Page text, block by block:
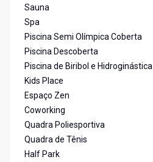
Sauna
Spa
Piscina Semi Olímpica Coberta
Piscina Descoberta
Piscina de Biribol e Hidroginástica
Kids Place
Espaço Zen
Coworking
Quadra Poliesportiva
Quadra de Tênis
Half Park